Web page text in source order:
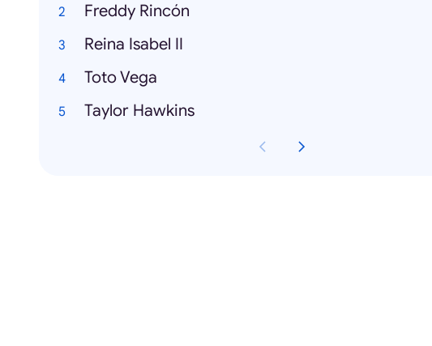
Freddy Rincón
Reina Isabel II
Toto Vega
Taylor Hawkins